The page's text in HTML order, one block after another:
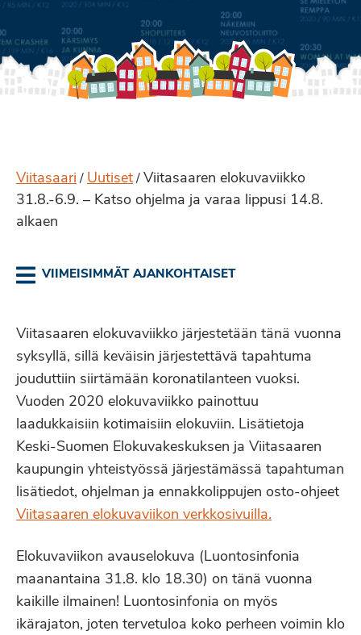
Viitasaari / Uutiset / Viitasaaren elokuvaviikko
31.8.-6.9. – Katso ohjelma ja varaa lippusi 14.8.
alkaen
VIIMEISIMMÄT AJANKOHTAISET
Viitasaaren elokuvaviikko järjestetään tänä vuonna
syksyllä, sillä keväisin järjestettävä tapahtuma
jouduttiin siirtämään koronatilanteen vuoksi.
Vuoden 2020 elokuvaviikko painottuu
laadukkaisiin kotimaisiin elokuviin. Lisätietoja
Keski-Suomen Elokuvakeskuksen ja Viitasaaren
kaupungin yhteistyössä järjestämässä tapahtuman
lisätiedot, ohjelman ja ennakkolippujen osto-ohjeet
Viitasaaren elokuvaviikon verkkosivuilla.
Elokuvaviikon avauselokuva (Luontosinfonia
maanantaina 31.8. klo 18.30) on tänä vuonna
kaikille ilmainen! Luontosinfonia on myös
ikärajaton, joten tervetuloa koko perheen voimin klo